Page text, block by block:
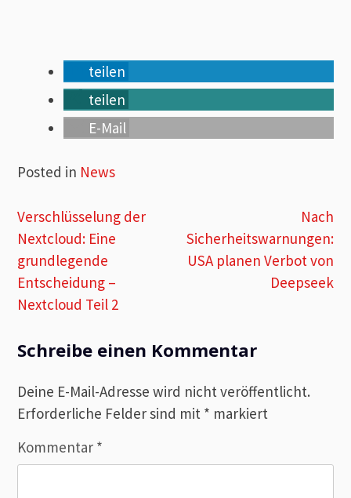
teilen
teilen
E-Mail
Posted in News
Beitragsnavigation
Verschlüsselung der
Nextcloud: Eine
grundlegende
Entscheidung –
Nextcloud Teil 2
Nach
Sicherheitswarnungen:
USA planen Verbot von
Deepseek
Schreibe einen Kommentar
Deine E-Mail-Adresse wird nicht veröffentlicht.
Erforderliche Felder sind mit * markiert
Kommentar *